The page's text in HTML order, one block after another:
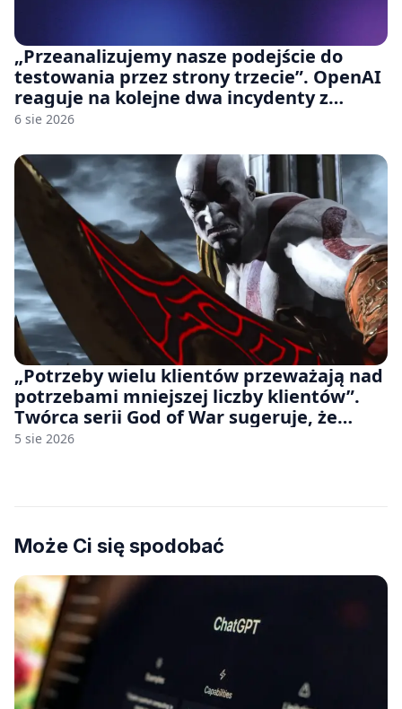
„Przeanalizujemy nasze podejście do
testowania przez strony trzecie”. OpenAI
reaguje na kolejne dwa incydenty z
udziałem autorskich modeli
6 sie 2026
„Potrzeby wielu klientów przeważają nad
potrzebami mniejszej liczby klientów”.
Twórca serii God of War sugeruje, że
rozumie, dlaczego Sony rezygnuje z gier
5 sie 2026
Może Ci się spodobać